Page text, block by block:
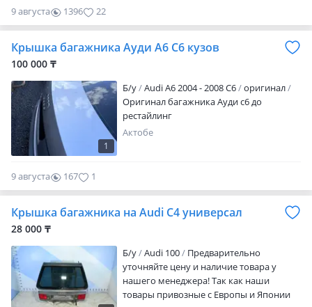
9 августа 1396 22
Крышка багажника Ауди А6 С6 кузов
100 000 ₸
1
Б/y Audi A6 2004 - 2008 C6
оригинал
Оригинал багажника Ауди с6 до
рестайлинг
Актобе
9 августа 167 1
Крышка багажника на Audi C4 универсал
28 000 ₸
Б/y Audi 100
Предварительно
уточняйте цену и наличие товара у
нашего менеджера! Так как наши
товары привозные с Европы и Японии